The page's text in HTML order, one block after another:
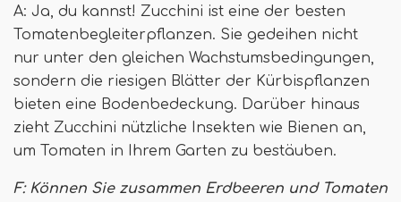
A: Ja, du kannst! Zucchini ist eine der besten
Tomatenbegleiterpflanzen. Sie gedeihen nicht
nur unter den gleichen Wachstumsbedingungen,
sondern die riesigen Blätter der Kürbispflanzen
bieten eine Bodenbedeckung. Darüber hinaus
zieht Zucchini nützliche Insekten wie Bienen an,
um Tomaten in Ihrem Garten zu bestäuben.
F: Können Sie zusammen Erdbeeren und Tomaten